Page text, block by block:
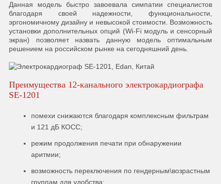
Данная модель быстро завоевала симпатии специалистов
благодаря своей надежности, функциональности,
эргономичному дизайну и невысокой стоимости. Возможность
установки дополнительных опций (Wi-Fi модуль и сенсорный
экран) позволяет назвать данную модель оптимальным
решением на российском рынке на сегодняшний день.
Преимущества 12-канального электрокардиографа
SE-1201
помехи снижаются благодаря комплексным фильтрам
и 121 дБ КОСС;
режим продолжения печати при обнаружении
аритмии;
возможность переключения по гендерным\возрастным
группам для удобства;